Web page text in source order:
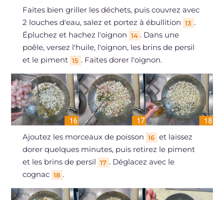
Faites bien griller les déchets, puis couvrez avec
2 louches d'eau, salez et portez à ébullition 13 .
Épluchez et hachez l'oignon 14 . Dans une
poêle, versez l'huile, l'oignon, les brins de persil
et le piment 15 . Faites dorer l'oignon.
Ajoutez les morceaux de poisson 16 et laissez
dorer quelques minutes, puis retirez le piment
et les brins de persil 17 . Déglacez avec le
cognac 18 .